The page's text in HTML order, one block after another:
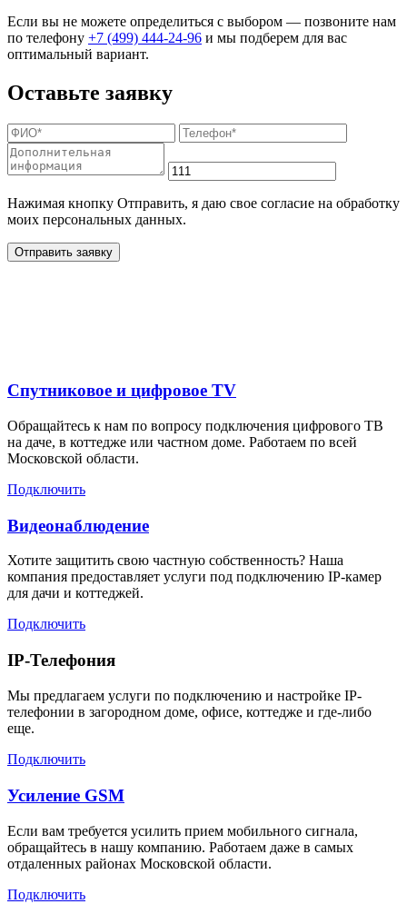
Если вы не можете определиться с выбором — позвоните нам
по телефону +7 (499) 444-24-96 и мы подберем для вас
оптимальный вариант.
Оставьте заявку
Нажимая кнопку Отправить, я даю свое согласие на обработку
моих персональных данных.
Отправить заявку
Спутниковое и цифровое TV
Обращайтесь к нам по вопросу подключения цифрового ТВ
на даче, в коттедже или частном доме. Работаем по всей
Московской области.
Подключить
Видеонаблюдение
Хотите защитить свою частную собственность? Наша
компания предоставляет услуги под подключению IP-камер
для дачи и коттеджей.
Подключить
IP-Телефония
Мы предлагаем услуги по подключению и настройке IP-
телефонии в загородном доме, офисе, коттедже и где-либо
еще.
Подключить
Усиление GSM
Если вам требуется усилить прием мобильного сигнала,
обращайтесь в нашу компанию. Работаем даже в самых
отдаленных районах Московской области.
Подключить